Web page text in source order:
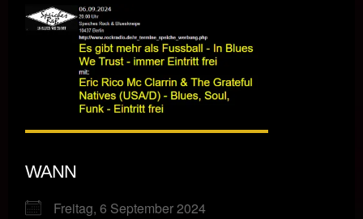
WANN
Freitag, 6 September 2024